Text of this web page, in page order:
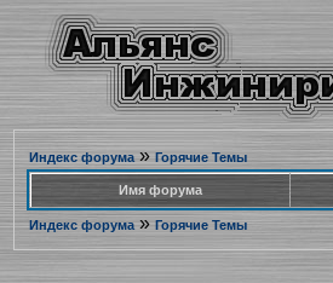
Индекс форума» Горячие Темы
Имя форума
Индекс форума» Горячие Темы